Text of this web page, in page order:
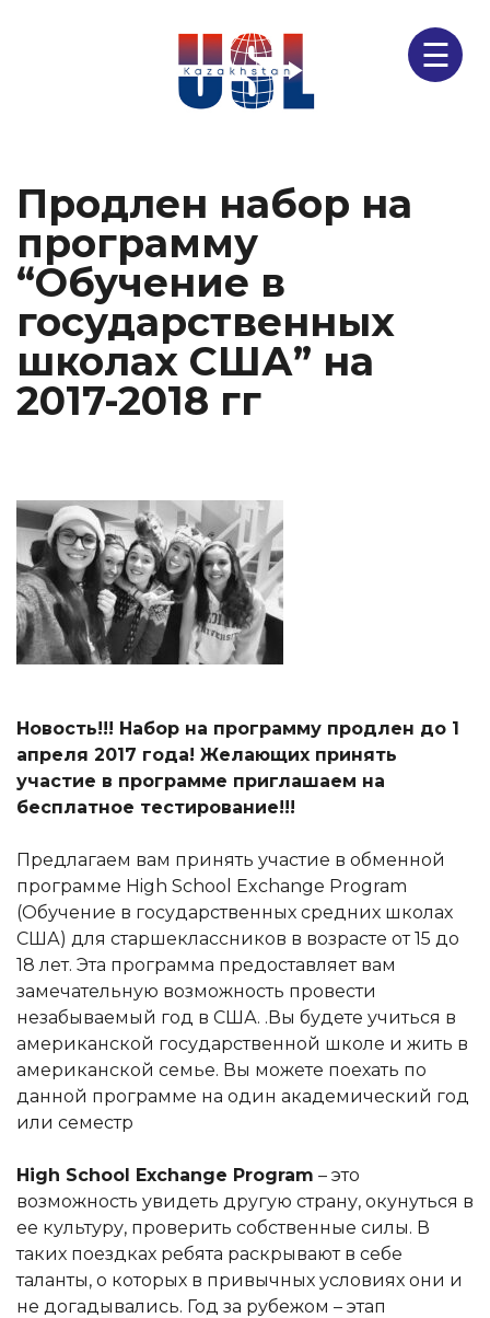
☰
Продлен набор на
программу
“Обучение в
государственных
школах США” на
2017-2018 гг
Новость!!! Набор на программу продлен до 1
апреля 2017 года! Желающих принять
участие в программе приглашаем на
бесплатное тестирование!!!
Предлагаем вам принять участие в обменной
программе High School Exchange Program
(Обучение в государственных средних школах
США) для старшеклассников в возрасте от 15 до
18 лет. Эта программа предоставляет вам
замечательную возможность провести
незабываемый год в США. .Вы будете учиться в
американской государственной школе и жить в
американской семье. Вы можете поехать по
данной программе на один академический год
или семестр
High School Exchange Program – это
возможность увидеть другую страну, окунуться в
ее культуру, проверить собственные силы. В
таких поездках ребята раскрывают в себе
таланты, о которых в привычных условиях они и
не догадывались. Год за рубежом – этап